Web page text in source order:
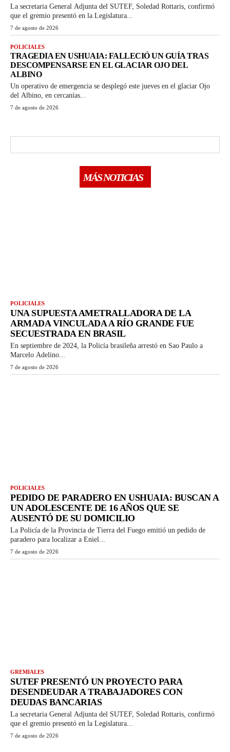
La secretaria General Adjunta del SUTEF, Soledad Rottaris, confirmó
que el gremio presentó en la Legislatura...
7 de agosto de 2026
POLICIALES
TRAGEDIA EN USHUAIA: FALLECIÓ UN GUÍA TRAS
DESCOMPENSARSE EN EL GLACIAR OJO DEL
ALBINO
Un operativo de emergencia se desplegó este jueves en el glaciar Ojo
del Albino, en cercanías...
7 de agosto de 2026
MÁS NOTICIAS
POLICIALES
UNA SUPUESTA AMETRALLADORA DE LA
ARMADA VINCULADA A RÍO GRANDE FUE
SECUESTRADA EN BRASIL
En septiembre de 2024, la Policía brasileña arrestó en Sao Paulo a
Marcelo Adelino...
7 de agosto de 2026
POLICIALES
PEDIDO DE PARADERO EN USHUAIA: BUSCAN A
UN ADOLESCENTE DE 16 AÑOS QUE SE
AUSENTÓ DE SU DOMICILIO
La Policía de la Provincia de Tierra del Fuego emitió un pedido de
paradero para localizar a Eniel...
7 de agosto de 2026
GREMIALES
SUTEF PRESENTÓ UN PROYECTO PARA
DESENDEUDAR A TRABAJADORES CON
DEUDAS BANCARIAS
La secretaria General Adjunta del SUTEF, Soledad Rottaris, confirmó
que el gremio presentó en la Legislatura...
7 de agosto de 2026